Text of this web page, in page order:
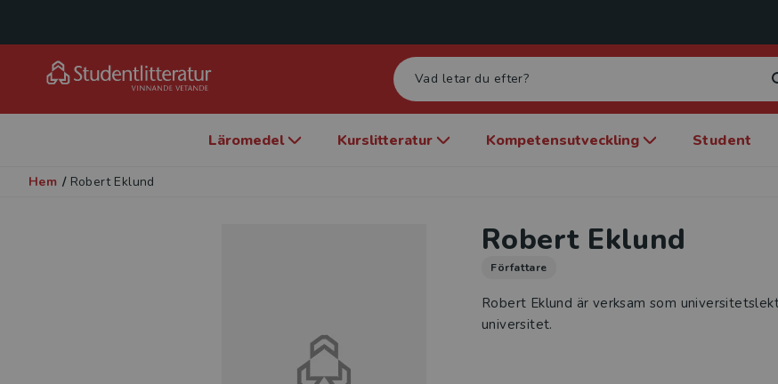
Läromedel Kurslitteratur Kompetensutveckling Student
Hem / Robert Eklund
Robert Eklund
Författare
Robert Eklund är verksam som
universitet.